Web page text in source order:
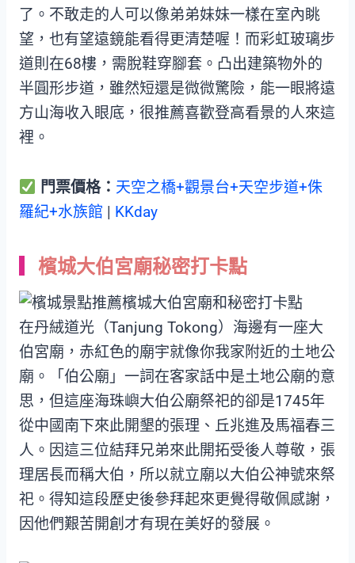
了。不敢走的人可以像弟弟妹妹一樣在室內眺
望，也有望遠鏡能看得更清楚喔！而彩虹玻璃步
道則在68樓，需脫鞋穿腳套。凸出建築物外的
半圓形步道，雖然短還是微微驚險，能一眼將遠
方山海收入眼底，很推薦喜歡登高看景的人來這
裡。
門票價格： 天空之橋+觀景台+天空步道+侏
羅紀+水族館 | KKday
檳城大伯宮廟秘密打卡點
在丹絨道光（Tanjung Tokong）海邊有一座大
伯宮廟，赤紅色的廟宇就像你我家附近的土地公
廟。「伯公廟」一詞在客家話中是土地公廟的意
思，但這座海珠嶼大伯公廟祭祀的卻是1745年
從中國南下來此開墾的張理、丘兆進及馬福春三
人。因這三位結拜兄弟來此開拓受後人尊敬，張
理居長而稱大伯，所以就立廟以大伯公神號來祭
祀。得知這段歷史後參拜起來更覺得敬佩感謝，
因他們艱苦開創才有現在美好的發展。